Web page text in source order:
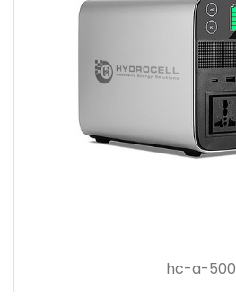
hc-a-500